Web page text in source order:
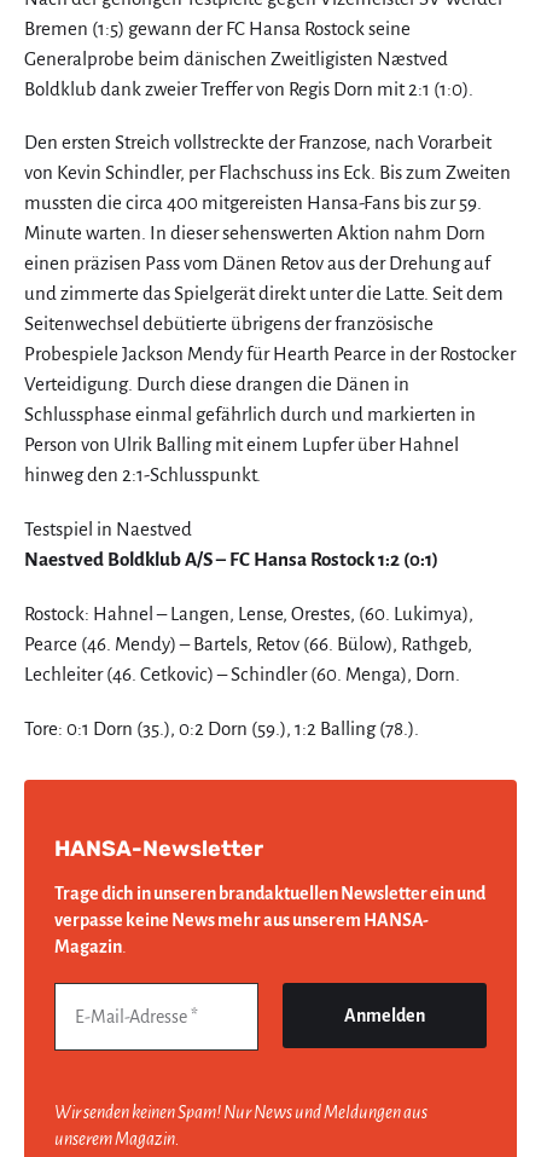
Bremen (1:5) gewann der FC Hansa Rostock seine
Generalprobe beim dänischen Zweitligisten Næstved
Boldklub dank zweier Treffer von Regis Dorn mit 2:1 (1:0).
Den ersten Streich vollstreckte der Franzose, nach Vorarbeit
von Kevin Schindler, per Flachschuss ins Eck. Bis zum Zweiten
mussten die circa 400 mitgereisten Hansa-Fans bis zur 59.
Minute warten. In dieser sehenswerten Aktion nahm Dorn
einen präzisen Pass vom Dänen Retov aus der Drehung auf
und zimmerte das Spielgerät direkt unter die Latte. Seit dem
Seitenwechsel debütierte übrigens der französische
Probespiele Jackson Mendy für Hearth Pearce in der Rostocker
Verteidigung. Durch diese drangen die Dänen in
Schlussphase einmal gefährlich durch und markierten in
Person von Ulrik Balling mit einem Lupfer über Hahnel
hinweg den 2:1-Schlusspunkt.
Testspiel in Naestved
Naestved Boldklub A/S – FC Hansa Rostock 1:2 (0:1)
Rostock: Hahnel – Langen, Lense, Orestes, (60. Lukimya),
Pearce (46. Mendy) – Bartels, Retov (66. Bülow), Rathgeb,
Lechleiter (46. Cetkovic) – Schindler (60. Menga), Dorn.
Tore: 0:1 Dorn (35.), 0:2 Dorn (59.), 1:2 Balling (78.).
HANSA-Newsletter
Trage dich in unseren brandaktuellen Newsletter ein und
verpasse keine News mehr aus unserem HANSA-
Magazin
Wir senden keinen Spam! Nur News und Meldungen aus
unserem Magazin.